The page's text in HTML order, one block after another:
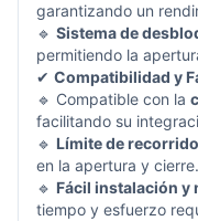
garantizando un
🔹 Sistema de
permitiendo la
✔ Compatibilidad y
🔹 Compatible con la
facilitando su
🔹 Límite de
en la apertura y cierre.
🔹 Fácil instalación y
tiempo y esfuerzo